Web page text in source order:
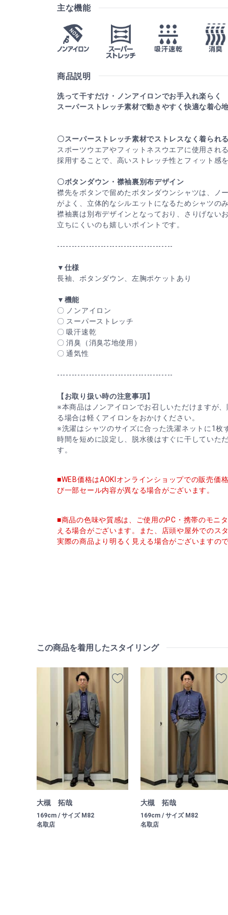
主な機能
商品説明
洗って干すだけ・ノンアイロンでお手入れ楽らく
スーパーストレッチ素材で動きやすく快適な着心
〇スーパーストレッチ素材でストレスなく着られ
スポーツウエアやフィットネスウエアに使用され
採用することで、高いストレッチ性とフィット感
〇ボタンダウン・襟袖裏別布デザイン
襟先をボタンで留めたボタンダウンシャツは、ノ
がよく、立体的なシルエットになるためシャツの
襟袖裏は別布デザインとなっており、さりげない
立ちにくいのも嬉しいポイントです。
----------------------------------------
▼仕様
長袖、ボタンダウン、左胸ポケットあり
▼機能
〇 ノンアイロン
〇 スーパーストレッチ
〇 吸汗速乾
〇 消臭（消臭芯地使用）
〇 通気性
----------------------------------------
【お取り扱い時の注意事項】
※本商品はノンアイロンでお召しいただけますが
る場合は軽くアイロンをおかけください。
※洗濯はシャツのサイズに合った洗濯ネットに1枚
時間を短めに設定し、脱水後はすぐに干していた
す。
■WEB価格はAOKIオンラインショップでの販売価
び一部セール内容が異なる場合がございます。
■商品の色味や質感は、ご使用のPC・携帯のモニ
える場合がございます。また、店頭や屋外でのス
実際の商品より明るく見える場合がございますの
この商品を着用したスタイリング
大槻 拓哉
169cm / サイズ M82
名取店
大槻 拓哉
169cm / サイズ M82
名取店